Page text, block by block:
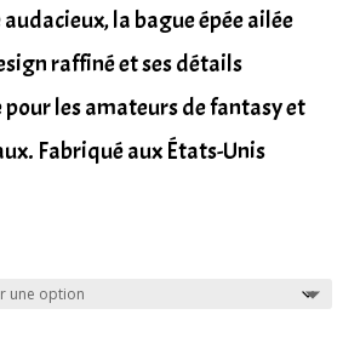
la bague épée ailée
raffiné et ses détails
les amateurs de fantasy et
Fabriqué aux États-Unis